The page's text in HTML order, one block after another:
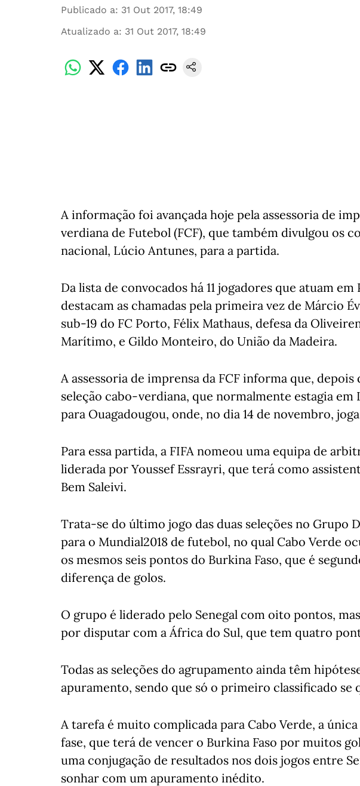
Publicado a: 31 Out 2017, 18:49
Atualizado a: 31 Out 2017, 18:49
A informação foi avançada hoje pela assessoria de
verdiana de Futebol (FCF), que também divulgou os
nacional, Lúcio Antunes, para a partida.
Da lista de convocados há 11 jogadores que atuam em
destacam as chamadas pela primeira vez de Márcio
sub-19 do FC Porto, Félix Mathaus, defesa da
Marítimo, e Gildo Monteiro, do União da Madeira.
A assessoria de imprensa da FCF informa que, depois
seleção cabo-verdiana, que normalmente estagia em
para Ouagadougou, onde, no dia 14 de novembro,
Para essa partida, a FIFA nomeou uma equipa de
liderada por Youssef Essrayri, que terá como
Bem Saleivi.
Trata-se do último jogo das duas seleções no Grupo
para o Mundial2018 de futebol, no qual Cabo Verde
os mesmos seis pontos do Burkina Faso, que é
diferença de golos.
O grupo é liderado pelo Senegal com oito pontos,
por disputar com a África do Sul, que tem quatro
Todas as seleções do agrupamento ainda têm
apuramento, sendo que só o primeiro classificado se
A tarefa é muito complicada para Cabo Verde, a
fase, que terá de vencer o Burkina Faso por muitos
uma conjugação de resultados nos dois jogos entre
sonhar com um apuramento inédito.